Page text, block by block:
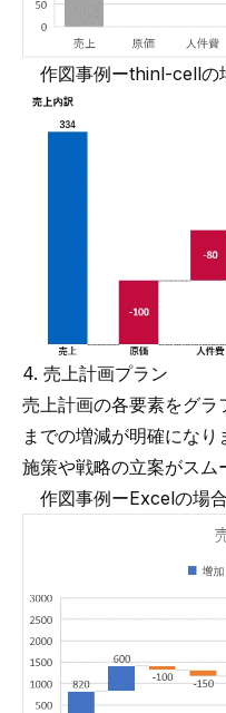
作図事例ーthinl-cellの
4. 売上計画プラン
売上計画の各要素をグラ
までの増減が明確にな
施策や戦略の立案がスム
作図事例ーExcelの場合